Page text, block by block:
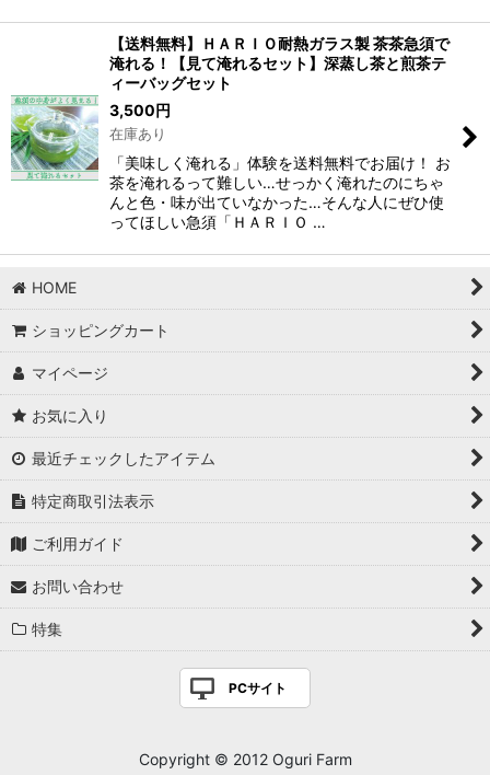
【送料無料】ＨＡＲＩＯ耐熱ガラス製 茶茶急須で
淹れる！【見て淹れるセット】深蒸し茶と煎茶テ
ィーバッグセット
3,500円
在庫あり
「美味しく淹れる」体験を送料無料でお届け！ お
茶を淹れるって難しい…せっかく淹れたのにちゃ
んと色・味が出ていなかった…そんな人にぜひ使
ってほしい急須「ＨＡＲＩＯ …
HOME
ショッピングカート
マイページ
お気に入り
最近チェックしたアイテム
特定商取引法表示
ご利用ガイド
お問い合わせ
特集
PCサイト
Copyright © 2012 Oguri Farm